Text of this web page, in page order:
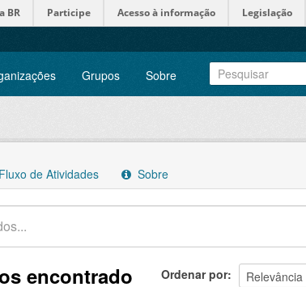
BR Participe Acesso à informação Legislação
Grupos Sobre
Fluxo de Atividades Sobre
Ordenar por
encontrado